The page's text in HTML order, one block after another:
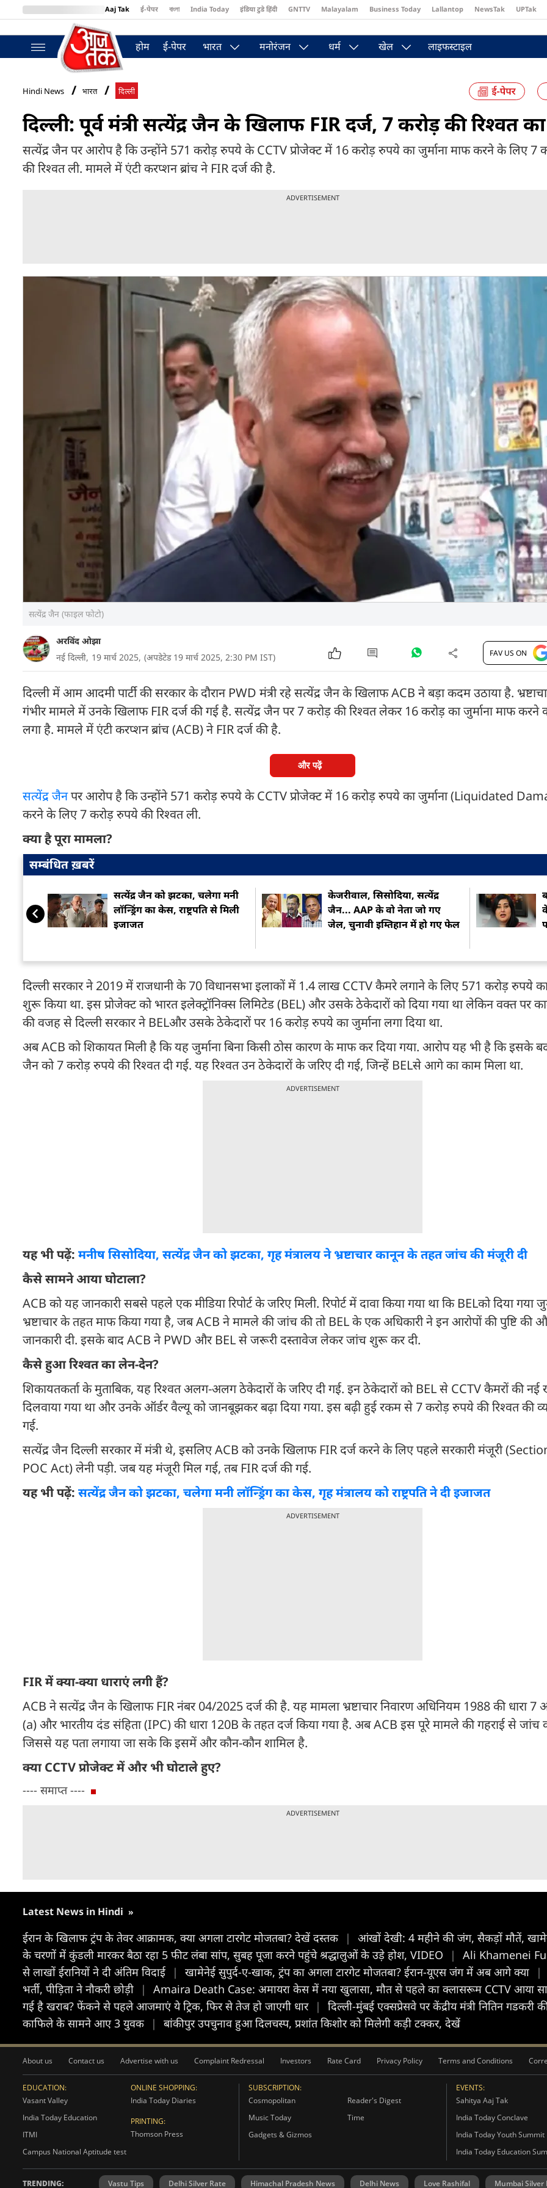
Aaj Tak ई-पेपर বাংলা India Today इंडिया टुडे हिंदी GNTTV Malayalam Business Today Lallantop NewsTak UPTak
BT Bazaar
होम ई-पेपर भारत मनोरंजन धर्म खेल लाइफस्टाइल
Hindi News भारत दिल्ली
दिल्ली: पूर्व मंत्री सत्येंद्र जैन के खिलाफ FIR दर्ज, 7 करोड़ की रिश्वत
सत्येंद्र जैन पर आरोप है कि उन्होंने 571 करोड़ रुपये के CCTV प्रोजेक्ट में 16 करोड़ रुपये का जुर्माना माफ करने के लिए 7
की रिश्वत ली. मामले में एंटी करप्शन ब्रांच ने FIR दर्ज की है.
ADVERTISEMENT
सत्येंद्र जैन (फाइल फोटो)
अरविंद ओझा
नई दिल्ली, 19 मार्च 2025, (अपडेटेड 19 मार्च 2025, 2:30 PM IST) FAV US ON
दिल्ली में आम आदमी पार्टी की सरकार के दौरान PWD मंत्री रहे सत्येंद्र जैन के खिलाफ ACB ने बड़ा कदम उठाया है.
गंभीर मामले में उनके खिलाफ FIR दर्ज की गई है. सत्येंद्र जैन पर 7 करोड़ की रिश्वत लेकर 16 करोड़ का जुर्माना माफ करने
लगा है. मामले में एंटी करप्शन ब्रांच (ACB) ने FIR दर्ज की है.
और पढ़ें
सत्येंद्र जैनपर आरोप है कि उन्होंने 571 करोड़ रुपये के CCTV प्रोजेक्ट में 16 करोड़ रुपये का जुर्माना (Liquidated
करने के लिए 7 करोड़ रुपये की रिश्वत ली.
क्या है पूरा मामला?
सम्बंधित ख़बरें
सत्येंद्र जैन को झटका, चलेगा मनी
लॉन्ड्रिंग का केस, राष्ट्रपति से मिली
इजाजत
केजरीवाल, सिसोदिया, सत्येंद्र
जैन... AAP के वो नेता जो गए
जेल, चुनावी इम्तिहान में हो गए फेल
दिल्ली सरकार ने 2019 में राजधानी के 70 विधानसभा इलाकों में 1.4 लाख CCTV कैमरे लगाने के लिए 571 करोड़ रुपये का
शुरू किया था. इस प्रोजेक्ट को भारत इलेक्ट्रॉनिक्स लिमिटेड (BEL) और उसके ठेकेदारों को दिया गया था लेकिन वक्त पर
की वजह से दिल्ली सरकार ने BELऔर उसके ठेकेदारों पर 16 करोड़ रुपये का जुर्माना लगा दिया था.
अब ACB को शिकायत मिली है कि यह जुर्माना बिना किसी ठोस कारण के माफ कर दिया गया. आरोप यह भी है कि इसके
जैन को 7 करोड़ रुपये की रिश्वत दी गई. यह रिश्वत उन ठेकेदारों के जरिए दी गई, जिन्हें BELसे आगे का काम मिला था.
ADVERTISEMENT
यह भी पढ़ें: मनीष सिसोदिया, सत्येंद्र जैन को झटका, गृह मंत्रालय ने भ्रष्टाचार कानून के तहत जांच की मंजूरी दी
कैसे सामने आया घोटाला?
ACB को यह जानकारी सबसे पहले एक मीडिया रिपोर्ट के जरिए मिली. रिपोर्ट में दावा किया गया था कि BELको दिया गया
भ्रष्टाचार के तहत माफ किया गया है, जब ACB ने मामले की जांच की तो BEL के एक अधिकारी ने इन आरोपों की पुष्टि की
जानकारी दी. इसके बाद ACB ने PWD और BEL से जरूरी दस्तावेज लेकर जांच शुरू कर दी.
कैसे हुआ रिश्वत का लेन-देन?
शिकायतकर्ता के मुताबिक, यह रिश्वत अलग-अलग ठेकेदारों के जरिए दी गई. इन ठेकेदारों को BEL से CCTV कैमरों की नई
दिलवाया गया था और उनके ऑर्डर वैल्यू को जानबूझकर बढ़ा दिया गया. इस बढ़ी हुई रकम से 7 करोड़ रुपये की रिश्वत की
गई.
सत्येंद्र जैन दिल्ली सरकार में मंत्री थे, इसलिए ACB को उनके खिलाफ FIR दर्ज करने के लिए पहले सरकारी मंजूरी
POC Act) लेनी पड़ी. जब यह मंजूरी मिल गई, तब FIR दर्ज की गई.
यह भी पढ़ें: सत्येंद्र जैन को झटका, चलेगा मनी लॉन्ड्रिंग का केस, गृह मंत्रालय को राष्ट्रपति ने दी इजाजत
ADVERTISEMENT
FIR में क्या-क्या धाराएं लगी हैं?
ACB ने सत्येंद्र जैन के खिलाफ FIR नंबर 04/2025 दर्ज की है. यह मामला भ्रष्टाचार निवारण अधिनियम 1988 की धारा
(a) और भारतीय दंड संहिता (IPC) की धारा 120B के तहत दर्ज किया गया है. अब ACB इस पूरे मामले की गहराई से जांच
जिससे यह पता लगाया जा सके कि इसमें और कौन-कौन शामिल है.
क्या CCTV प्रोजेक्ट में और भी घोटाले हुए?
---- समाप्त ----
ADVERTISEMENT
Latest News in Hindi »
ईरान के खिलाफ ट्रंप के तेवर आक्रामक, क्या अगला टारगेट मोजतबा? देखें दस्तक | आंखों देखी: 4 महीने की जंग, सैकड़ों मौतें,
के चरणों में कुंडली मारकर बैठा रहा 5 फीट लंबा सांप, सुबह पूजा करने पहुंचे श्रद्धालुओं के उड़े होश, VIDEO
|
Ali Khamenei
से लाखों ईरानियों ने दी अंतिम विदाई
| खामेनेई सुपुर्द-ए-खाक, ट्रंप का अगला टारगेट मोजतबा? ईरान-यूएस जंग में अब आगे क्या |
भर्ती, पीड़िता ने नौकरी छोड़ी
| Amaira Death Case: अमायरा केस में नया खुलासा, मौत से पहले का क्लासरूम CCTV आया
गई है खराब? फेंकने से पहले आजमाएं ये ट्रिक, फिर से तेज हो जाएगी धार |
दिल्ली-मुंबई एक्सप्रेसवे पर केंद्रीय मंत्री नितिन
काफिले के सामने आए 3 युवक
| बांकीपुर उपचुनाव हुआ दिलचस्प, प्रशांत किशोर को मिलेगी कड़ी टक्कर, देखें
About us Contact us Advertise with us Complaint Redressal Investors Rate Card Privacy Policy Terms and Conditions
EDUCATION:
Vasant Valley
India Today Education
ITMI
Campus National Aptitude test
ONLINE SHOPPING:
India Today Diaries
PRINTING:
Thomson Press
SUBSCRIPTION:
Cosmopolitan
Reader's Digest
Music Today
Time
Gadgets & Gizmos
EVENTS:
Sahitya Aaj Tak
India Today Conclave
India Today Youth Summit
India Today Education
TRENDING: Vastu Tips Delhi Silver Rate Himachal Pradesh News Delhi News Love Rashifal Mumbai Silver